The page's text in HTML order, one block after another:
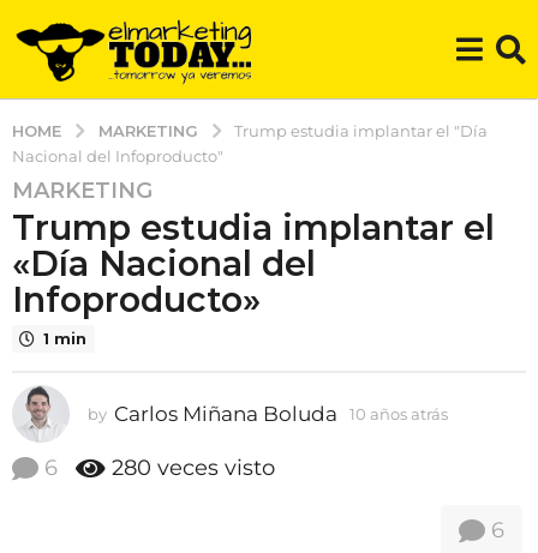
HOME MARKETING
Trump estudia implantar el "Día
Nacional del Infoproducto"
1
0
ñ
o
s
t
r
s
MARKETING
Trump estudia implantar el
«Día Nacional del
Infoproducto»
1 min
by Carlos Miñana Boluda 10 años atrás
6 280 veces visto
6